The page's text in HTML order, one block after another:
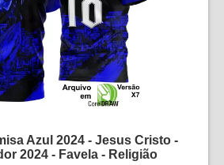
Azul 2024 - Jesus Cristo -
2024 - Favela - Religião